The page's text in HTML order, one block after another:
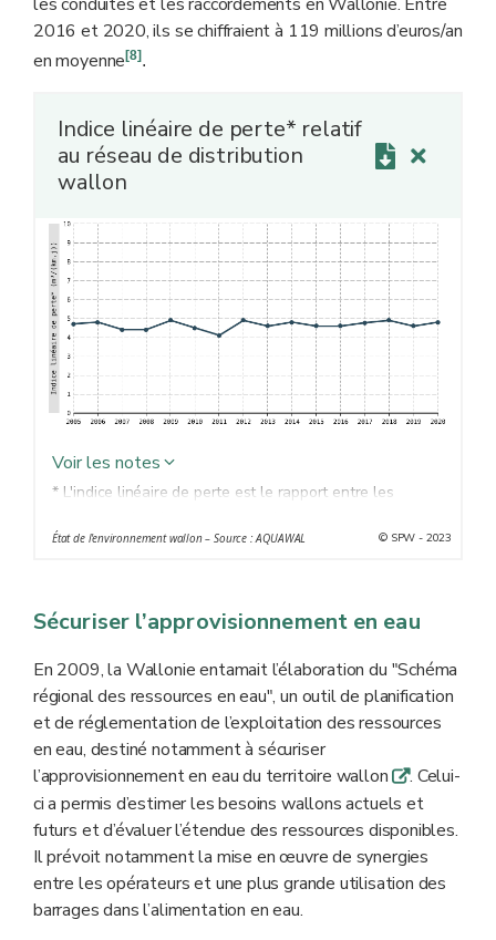
2016 et 2020, ils se chiffraient à 119 millions d’euros/an
en moyenne[8].
Indice linéaire de perte* relatif
au réseau de distribution
wallon
Voir les notes
* L'indice linéaire de perte est le rapport entre les
volumes utilisés par les producteurs d'eau pour nettoyer
Il fournit une indication du volume perdu sur un kilomètre
État de l'environnement wallon – Source : AQUAWAL © SPW - 2023
Sécuriser l’approvisionnement en eau
En 2009, la Wallonie entamait l’élaboration du "Schéma
régional des ressources en eau", un outil de planification
et de réglementation de l’exploitation des ressources
en eau, destiné notamment à sécuriser
l’approvisionnement en eau du territoire wallonq. Celui-
ci a permis d’estimer les besoins wallons actuels et
futurs et d’évaluer l’étendue des ressources disponibles.
Il prévoit notamment la mise en œuvre de synergies
entre les opérateurs et une plus grande utilisation des
barrages dans l’alimentation en eau.